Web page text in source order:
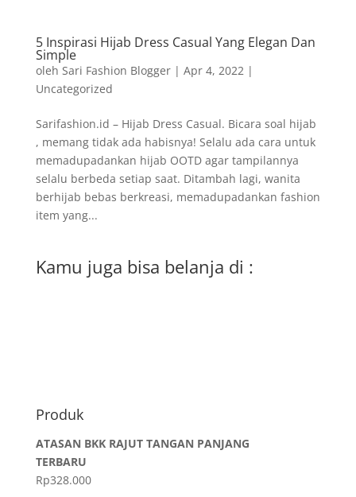
5 Inspirasi Hijab Dress Casual Yang Elegan Dan
Simple
oleh Sari Fashion Blogger| Apr 4, 2022|
Uncategorized
Sarifashion.id – Hijab Dress Casual. Bicara soal hijab
, memang tidak ada habisnya! Selalu ada cara untuk
memadupadankan hijab OOTD agar tampilannya
selalu berbeda setiap saat. Ditambah lagi, wanita
berhijab bebas berkreasi, memadupadankan fashion
item yang...
Kamu juga bisa belanja di :
Produk
ATASAN BKK RAJUT TANGAN PANJANG
TERBARU
Rp328.000